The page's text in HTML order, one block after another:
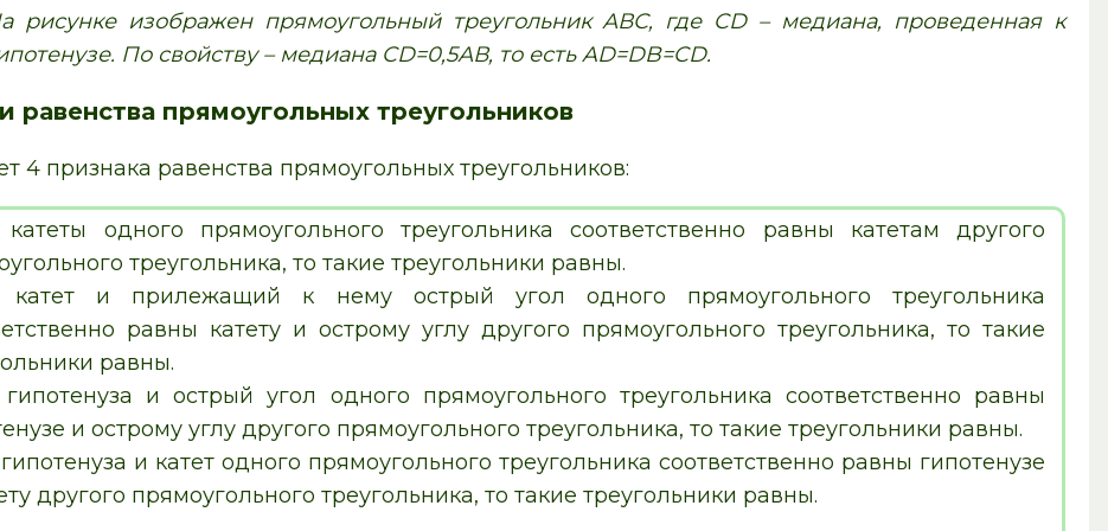
рисунке изображен прямоугольный треугольник АВС, где CD – медиана, проведенная к
По свойству – медиана CD=0,5АВ, то есть AD=DB=CD.
равенства прямоугольных треугольников
4 признака равенства прямоугольных треугольников:
одного прямоугольного треугольника соответственно равны катетам другого
треугольника, то такие треугольники равны.
катет и прилежащий к нему острый угол одного прямоугольного треугольника
равны катету и острому углу другого прямоугольного треугольника, то такие
равны.
и острый угол одного прямоугольного треугольника соответственно равны
и острому углу другого прямоугольного треугольника, то такие треугольники равны.
и катет одного прямоугольного треугольника соответственно равны гипотенузе
другого прямоугольного треугольника, то такие треугольники равны.